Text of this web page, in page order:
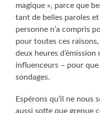
magique », parce que
tant de belles paroles
personne n’a compris
pour toutes ces
deux heures d’émission
influenceurs – pour
sondages.
Espérons qu’il ne nous
aussi sotte que grenue